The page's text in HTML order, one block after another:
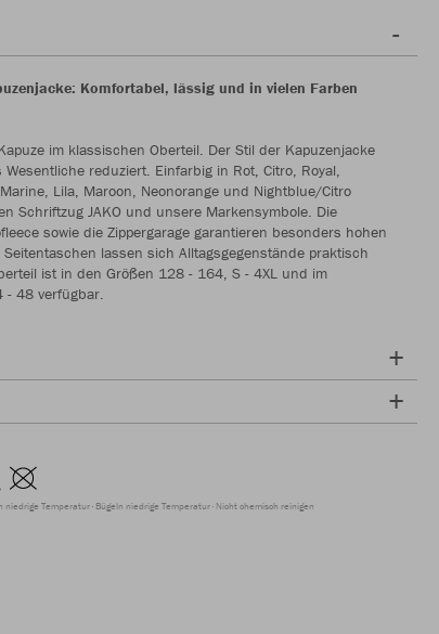
Komfortabel, lässig und in vielen Farben
im klassischen Oberteil. Der Stil der Kapuzenjacke
Wesentliche reduziert. Einfarbig in Rot, Citro, Royal,
Lila, Maroon, Neonorange und Nightblue/Citro
Schriftzug JAKO und unsere Markensymbole. Die
sowie die Zippergarage garantieren besonders hohen
lassen sich Alltagsgegenstände praktisch
ist in den Größen 128 - 164, S - 4XL und im
- 48 verfügbar.
niedrige Temperatur Bügeln niedrige Temperatur Nicht chemisch reinigen